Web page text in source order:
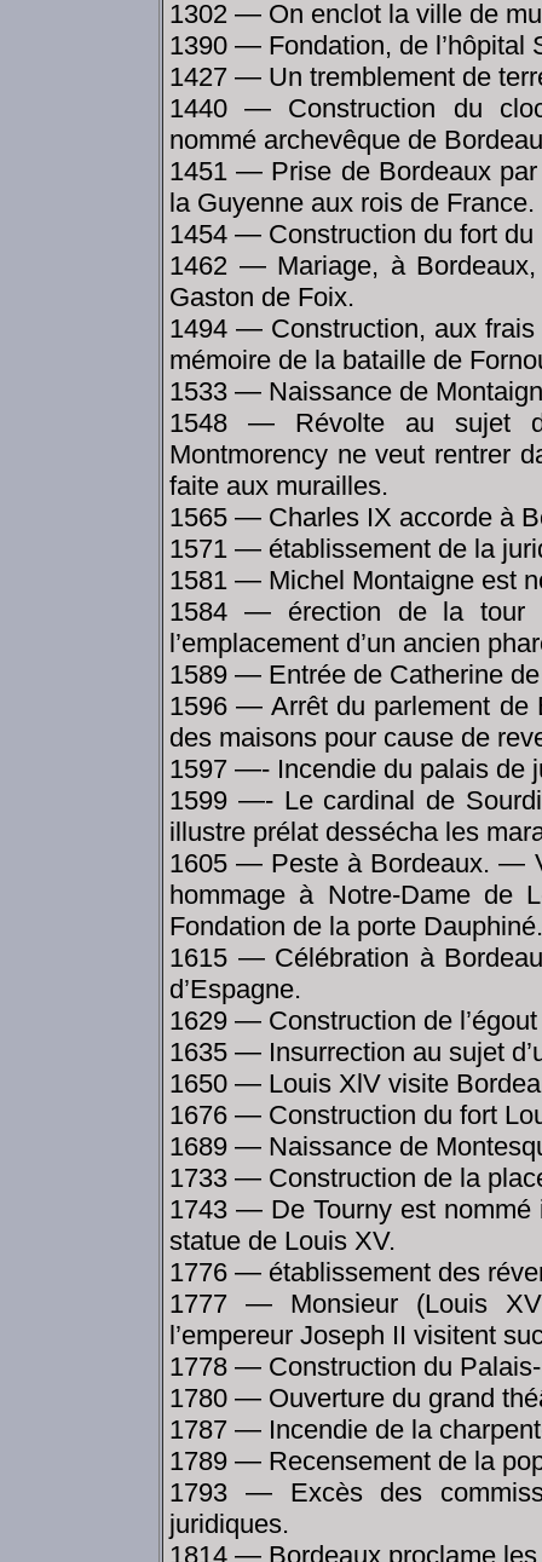
1302 — On enclot la ville de
1390 — Fondation, de l’hôpital
1427 — Un tremblement de
1440 — Construction du
nommé archevêque de
1451 — Prise de Bordeaux
la Guyenne aux rois de France.
1454 — Construction du fort du
1462 — Mariage, à
Gaston de Foix.
1494 — Construction, aux
mémoire de la bataille de
1533 — Naissance de
1548 — Révolte au sujet
Montmorency ne veut rentrer
faite aux murailles.
1565 — Charles IX accorde à
1571 — établissement de la
1581 — Michel Montaigne est
1584 — érection de la tour
l’emplacement d’un ancien
1589 — Entrée de Catherine
1596 — Arrêt du parlement de
des maisons pour cause de
1597 —- Incendie du palais de
1599 —- Le cardinal de
illustre prélat dessécha les
1605 — Peste à Bordeaux. —
hommage à Notre-Dame de
Fondation de la porte Dauphiné.
1615 — Célébration à
d’Espagne.
1629 — Construction de
1635 — Insurrection au sujet
1650 — Louis XlV visite
1676 — Construction du fort
1689 — Naissance de
1733 — Construction de la
1743 — De Tourny est
statue de Louis XV.
1776 — établissement des
1777 — Monsieur (Louis
l’empereur Joseph II visitent
1778 — Construction du
1780 — Ouverture du grand
1787 — Incendie de la
1789 — Recensement de la
1793 — Excès des
juridiques.
1814 — Bordeaux proclame